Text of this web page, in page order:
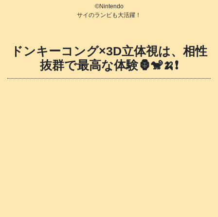
©️Nintendo
サイのランビも大活躍！
ドンキーコング×3D立体視は、相性
抜群で最高な体験🦍🐒🍌❗️